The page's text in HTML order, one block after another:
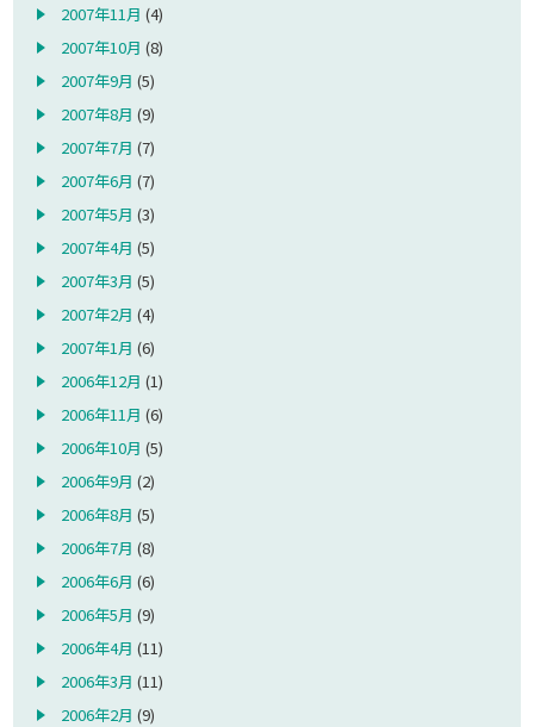
2007年11月 (4)
2007年10月 (8)
2007年9月 (5)
2007年8月 (9)
2007年7月 (7)
2007年6月 (7)
2007年5月 (3)
2007年4月 (5)
2007年3月 (5)
2007年2月 (4)
2007年1月 (6)
2006年12月 (1)
2006年11月 (6)
2006年10月 (5)
2006年9月 (2)
2006年8月 (5)
2006年7月 (8)
2006年6月 (6)
2006年5月 (9)
2006年4月 (11)
2006年3月 (11)
2006年2月 (9)